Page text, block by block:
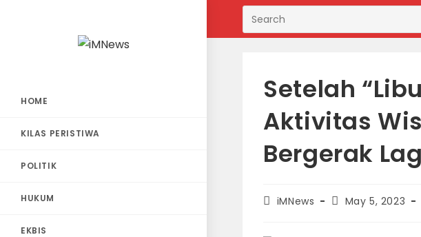
content
HOME
KILAS PERISTIWA
POLITIK
HUKUM
EKBIS
Setelah
Aktivitas
Bergerak
PostiMNews
PostMay 5, 2023